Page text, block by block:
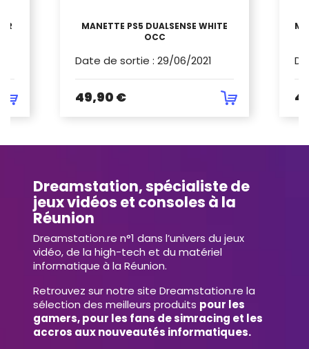
MANETTE PS5 DUALSENSE WHITE
OCC
Date de sortie : 29/06/2021
49,90 €
Dreamstation, spécialiste de
jeux vidéos et consoles à la
Réunion
Dreamstation.re n°1 dans l’univers du jeux
vidéo, de la high-tech et du matériel
informatique à la Réunion.
Retrouvez sur notre site Dreamstation.re la
sélection des meilleurs produits pour les
gamers, pour les fans de simracing et les
accros aux nouveautés informatiques.